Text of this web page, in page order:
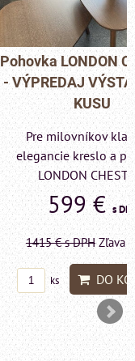
Pohovka LONDON
- VÝPREDAJ
KUSU
Pre milovníkov
elegancie kreslo a
LONDON
599 €s
1415 €s DPH Zľava
ks DO